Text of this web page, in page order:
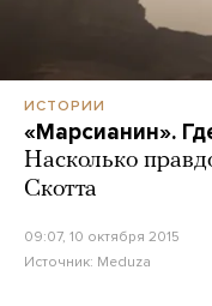
ИСТОРИИ
«Марсианин».
Насколько
Скотта
09:07, 10 октября 2015
Источник: Meduza